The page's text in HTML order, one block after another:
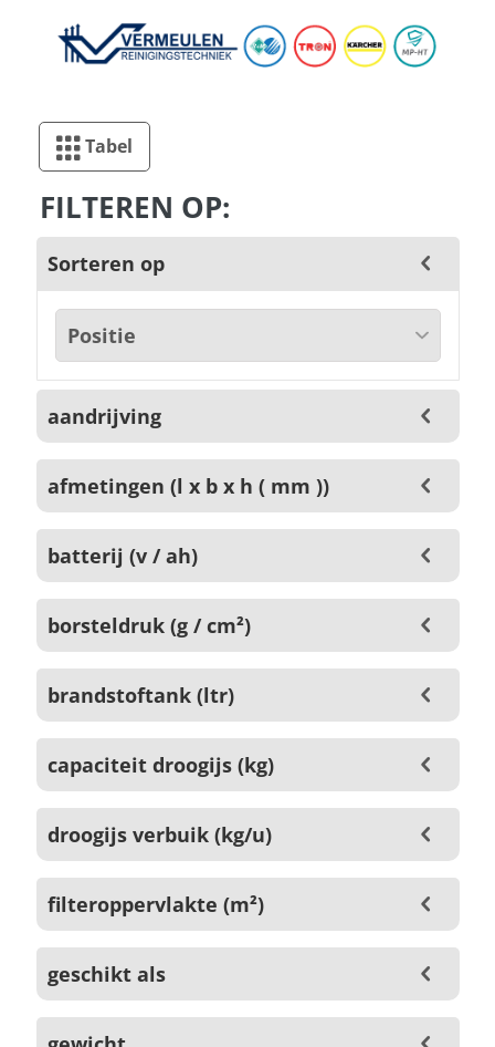
Tabel
FILTEREN OP:
Sorteren op
aandrijving
afmetingen (l x b x h ( mm ))
batterij (v / ah)
borsteldruk (g / cm²)
brandstoftank (ltr)
capaciteit droogijs (kg)
droogijs verbuik (kg/u)
filteroppervlakte (m²)
geschikt als